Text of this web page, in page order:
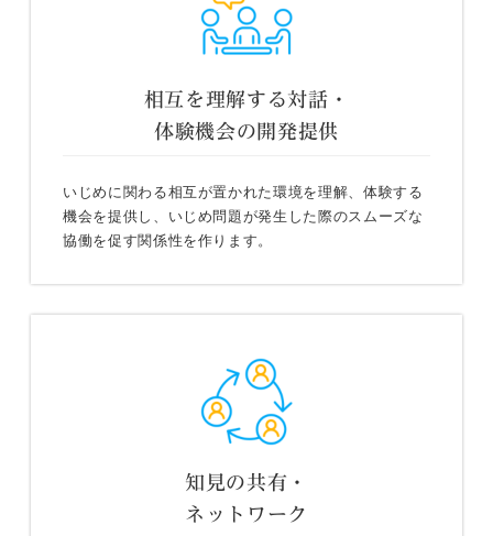
相互を理解する対話・
体験機会の開発提供
いじめに関わる相互が置かれた環境を理解、体験する
機会を提供し、いじめ問題が発生した際のスムーズな
協働を促す関係性を作ります。
知見の共有・
ネットワーク